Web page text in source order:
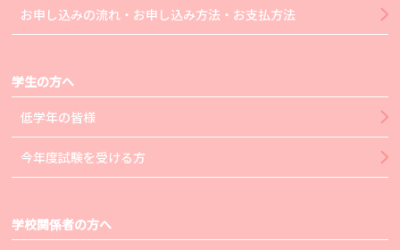
お申し込みの流れ・お申し込み方法・お支払方法
学生の方へ
低学年の皆様
今年度試験を受ける方
学校関係者の方へ